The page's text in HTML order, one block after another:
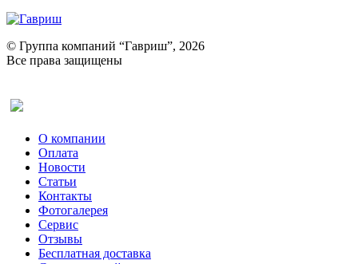
© Группа компаний “Гавриш”, 2026
Все права защищены
О компании
Оплата
Новости
Статьи
Контакты
Фотогалерея​
Сервис
Отзывы
Бесплатная доставка